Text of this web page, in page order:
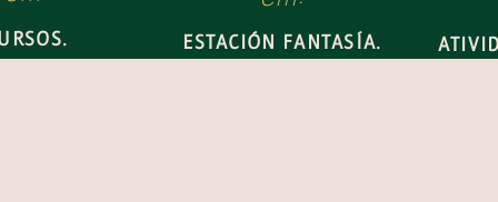
ESTACIÓN FANTASÍA.